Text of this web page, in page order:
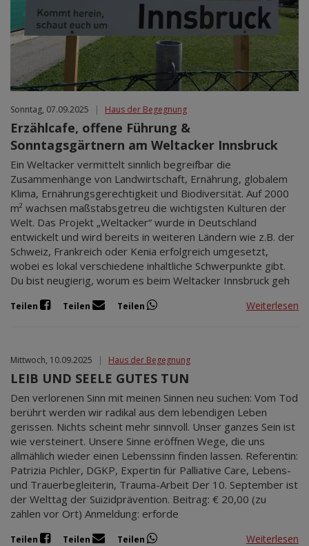
Sonntag, 07.09.2025 | Haus der Begegnung
Erzählcafe, offene Führung &
Sonntagsgärtnern am Weltacker Innsbruck
Ein Weltacker vermittelt sinnlich begreifbar die
Zusammenhänge von Landwirtschaft, Ernährung, globalem
Klima, Ernährungsgerechtigkeit und Biodiversität. Auf 2000
m² wachsen maßstabsgetreu die wichtigsten Kulturen der
Welt. Das Projekt „Weltacker“ wurde in Deutschland
entwickelt und wird bereits in weiteren Ländern wie z.B. der
Schweiz, Frankreich oder Kenia erfolgreich umgesetzt,
wobei es lokal verschiedene inhaltliche Schwerpunkte gibt.
Du bist neugierig, worum es beim Weltacker Innsbruck geh
Teilen Teilen Teilen Weiterlesen
Mittwoch, 10.09.2025 | Haus der Begegnung
LEIB UND SEELE GUTES TUN
Den verlorenen Sinn mit meinen Sinnen neu suchen: Vom Tod
berührt werden wir radikal aus dem lebendigen Leben
gerissen. Nichts scheint mehr sinnvoll. Unser ganzes Sein ist
wie versteinert. Unsere Sinne eröffnen Wege, die uns
allmählich wieder einen Lebenssinn finden lassen. Referentin:
Patrizia Pichler, DGKP, Expertin für Palliative Care, Lebens-
und Trauerbegleiterin, Trauma-Arbeit Der 10. September ist
der Welttag der Suizidprävention. Beitrag: € 20,00 (zu
zahlen vor Ort) Anmeldung: erforde
Teilen Teilen Teilen Weiterlesen